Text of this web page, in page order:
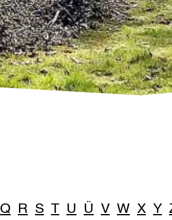
Q R S T U Ü V W X Y